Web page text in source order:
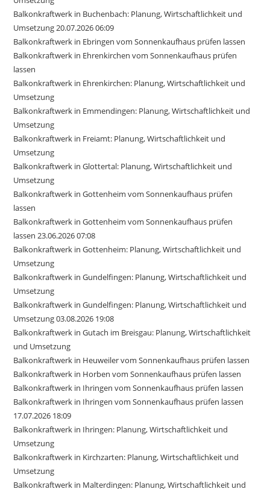
Balkonkraftwerk in Buchenbach: Planung, Wirtschaftlichkeit und
Umsetzung 20.07.2026 06:09
Balkonkraftwerk in Ebringen vom Sonnenkaufhaus prüfen lassen
Balkonkraftwerk in Ehrenkirchen vom Sonnenkaufhaus prüfen
lassen
Balkonkraftwerk in Ehrenkirchen: Planung, Wirtschaftlichkeit und
Umsetzung
Balkonkraftwerk in Emmendingen: Planung, Wirtschaftlichkeit und
Umsetzung
Balkonkraftwerk in Freiamt: Planung, Wirtschaftlichkeit und
Umsetzung
Balkonkraftwerk in Glottertal: Planung, Wirtschaftlichkeit und
Umsetzung
Balkonkraftwerk in Gottenheim vom Sonnenkaufhaus prüfen
lassen
Balkonkraftwerk in Gottenheim vom Sonnenkaufhaus prüfen
lassen 23.06.2026 07:08
Balkonkraftwerk in Gottenheim: Planung, Wirtschaftlichkeit und
Umsetzung
Balkonkraftwerk in Gundelfingen: Planung, Wirtschaftlichkeit und
Umsetzung
Balkonkraftwerk in Gundelfingen: Planung, Wirtschaftlichkeit und
Umsetzung 03.08.2026 19:08
Balkonkraftwerk in Gutach im Breisgau: Planung, Wirtschaftlichkeit
und Umsetzung
Balkonkraftwerk in Heuweiler vom Sonnenkaufhaus prüfen lassen
Balkonkraftwerk in Horben vom Sonnenkaufhaus prüfen lassen
Balkonkraftwerk in Ihringen vom Sonnenkaufhaus prüfen lassen
Balkonkraftwerk in Ihringen vom Sonnenkaufhaus prüfen lassen
17.07.2026 18:09
Balkonkraftwerk in Ihringen: Planung, Wirtschaftlichkeit und
Umsetzung
Balkonkraftwerk in Kirchzarten: Planung, Wirtschaftlichkeit und
Umsetzung
Balkonkraftwerk in Malterdingen: Planung, Wirtschaftlichkeit und